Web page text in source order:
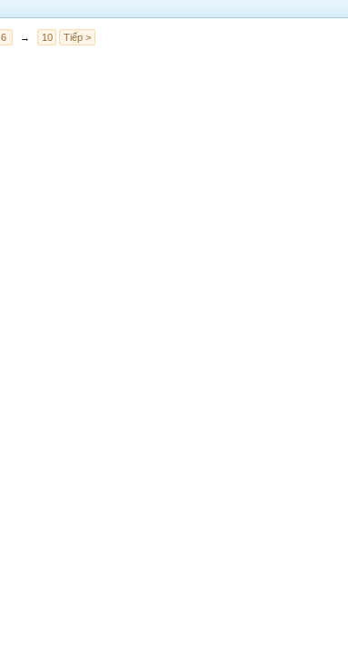
6 → 10 Tiếp >